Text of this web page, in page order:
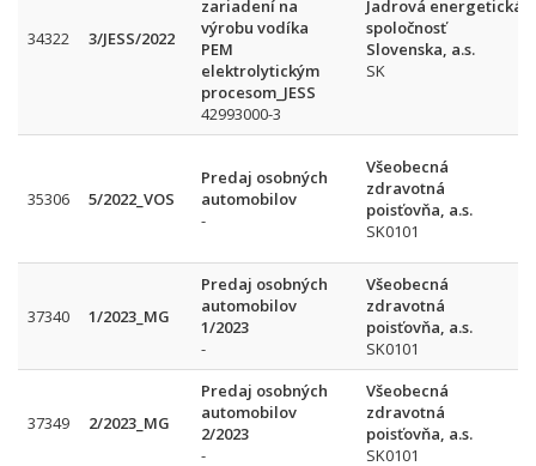
34322 3/JESS/2022
zariadení na
výrobu vodíka
PEM
elektrolytickým
procesom_JESS
42993000-3
Jadrová energetická
spoločnosť
Slovenska, a.s.
SK
35306 5/2022_VOS
Predaj osobných
automobilov
-
Všeobecná
zdravotná
poisťovňa, a.s.
SK0101
37340 1/2023_MG
Predaj osobných
automobilov
1/2023
-
Všeobecná
zdravotná
poisťovňa, a.s.
SK0101
37349 2/2023_MG
Predaj osobných
automobilov
2/2023
-
Všeobecná
zdravotná
poisťovňa, a.s.
SK0101